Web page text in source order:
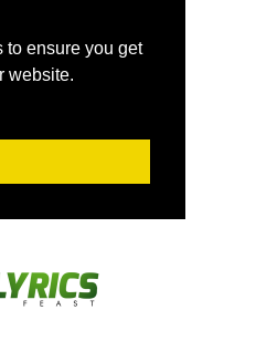
to ensure you get
website.